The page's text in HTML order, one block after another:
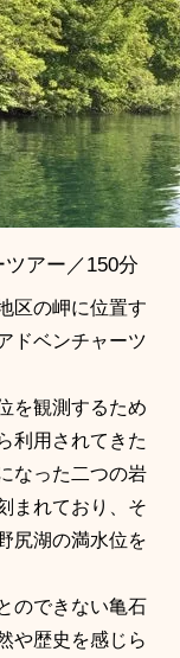
アー／150分
区の岬に位置す
ドベンチャーツ
を観測するため
利用されてきた
なった二つの岩
まれており、そ
尻湖の満水位を
のできない亀石
や歴史を感じら